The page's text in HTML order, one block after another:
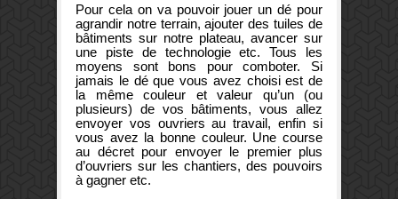
Pour cela on va pouvoir jouer un dé pour
agrandir notre terrain, ajouter des tuiles de
bâtiments sur notre plateau, avancer sur
une piste de technologie etc. Tous les
moyens sont bons pour comboter. Si
jamais le dé que vous avez choisi est de
la même couleur et valeur qu’un (ou
plusieurs) de vos bâtiments, vous allez
envoyer vos ouvriers au travail, enfin si
vous avez la bonne couleur. Une course
au décret pour envoyer le premier plus
d’ouvriers sur les chantiers, des pouvoirs
à gagner etc.